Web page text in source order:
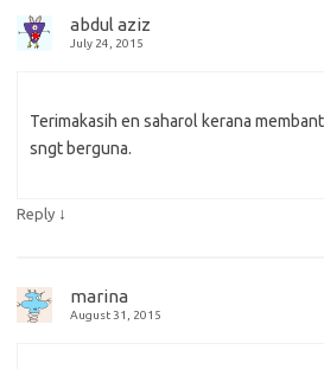
abdul aziz
July 24, 2015
Terimakasih en saharol kerana
sngt berguna.
Reply ↓
marina
August 31, 2015